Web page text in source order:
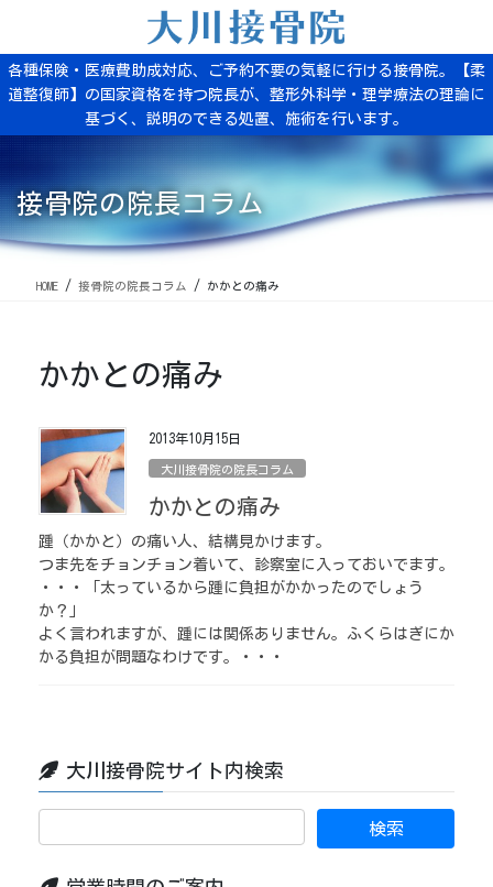
テ
ン
ツ
ゲ
ー
シ
移
動
各種保険・医療費助成対応、ご予約不要の気軽に行ける接骨院。【柔
道整復師】の国家資格を持つ院長が、整形外科学・理学療法の理論に
基づく、説明のできる処置、施術を行います。
接骨院の院長コラム
HOME 接骨院の院長コラム かかとの痛み
かかとの痛み
2013年10月15日
大川接骨院の院長コラム
かかとの痛み
踵（かかと）の痛い人、結構見かけます。
つま先をチョンチョン着いて、診察室に入っておいでます。
・・・「太っているから踵に負担がかかったのでしょう
か？」
よく言われますが、踵には関係ありません。ふくらはぎにか
かる負担が問題なわけです。・・・
大川接骨院サイト内検索